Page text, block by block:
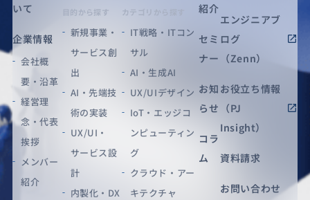
いて
企業情報
会社概
要・沿革
経営理
念・代表
挨拶
メンバー
紹介
目的から探す
新規事業・
サービス創
出
AI・先端技
術の実装
UX/UI・
サービス設
計
内製化・DX
カテゴリから探す
IT戦略・ITコン
サル
AI・生成AI
UX/UIデザイン
IoT・エッジコ
ンピューティン
グ
クラウド・アー
キテクチャ
紹介
セミ
ナー
お知
らせ
コラ
ム
エンジニアブ
ログ
（Zenn）
お役立ち情報
（PJ
Insight）
資料請求
お問い合わせ